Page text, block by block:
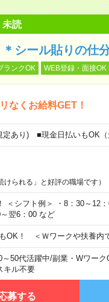
未読
シール貼りの仕
ランクOK WEB登録・面接OK
なくお給料GET！
あり) ■現金日払いもOK（
られる」と好評の職場です）
＜シフト例＞ ・8：30～12
翌6：00 など
OK！ ＜Ｗワークや扶養内
～50代活躍中/副業・Wワーク
キル不要
募する